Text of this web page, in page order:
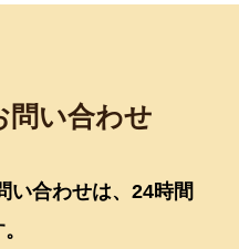
問い合わせ
い合わせは、24時間